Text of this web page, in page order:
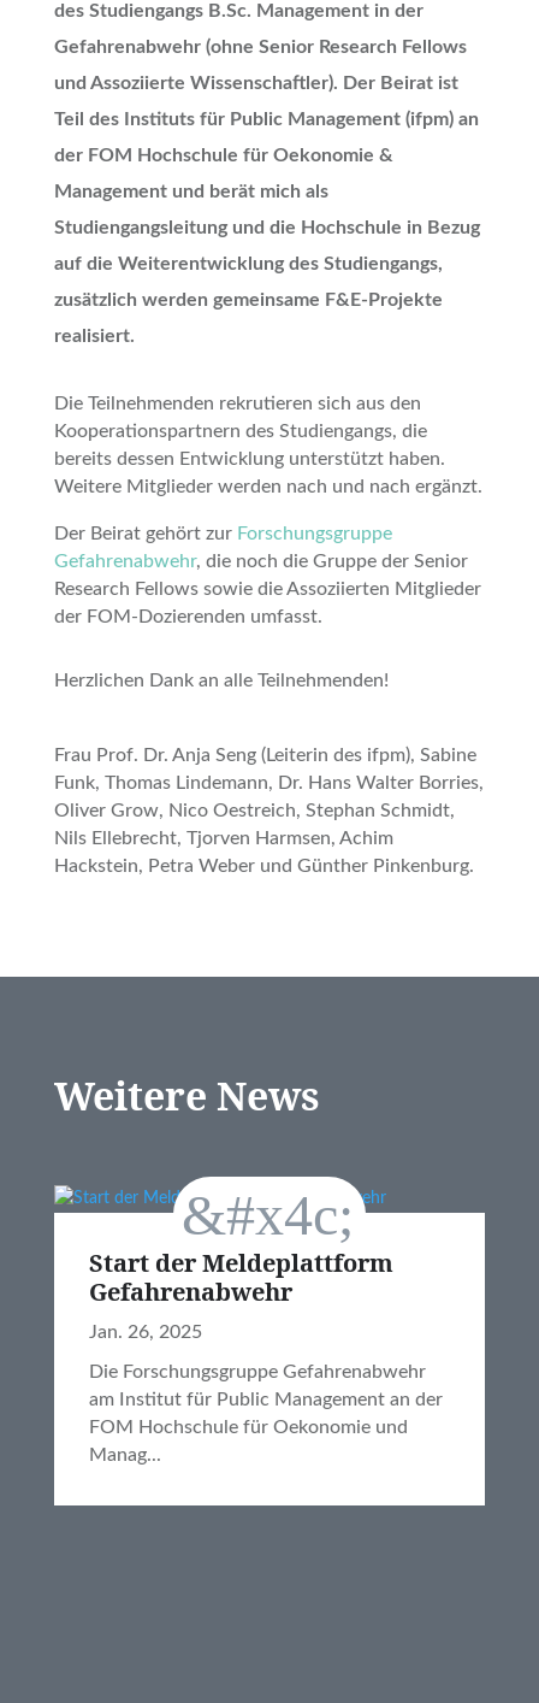
des Studiengangs B.Sc. Management in der
Gefahrenabwehr (ohne Senior Research Fellows
und Assoziierte Wissenschaftler). Der Beirat ist
Teil des Instituts für Public Management (ifpm) an
der FOM Hochschule für Oekonomie &
Management und berät mich als
Studiengangsleitung und die Hochschule in Bezug
auf die Weiterentwicklung des Studiengangs,
zusätzlich werden gemeinsame F&E-Projekte
realisiert.
Die Teilnehmenden rekrutieren sich aus den
Kooperationspartnern des Studiengangs, die
bereits dessen Entwicklung unterstützt haben.
Weitere Mitglieder werden nach und nach ergänzt.
Der Beirat gehört zur Forschungsgruppe
Gefahrenabwehr, die noch die Gruppe der Senior
Research Fellows sowie die Assoziierten Mitglieder
der FOM-Dozierenden umfasst.
Herzlichen Dank an alle Teilnehmenden!
Frau Prof. Dr. Anja Seng (Leiterin des ifpm), Sabine
Funk, Thomas Lindemann, Dr. Hans Walter Borries,
Oliver Grow, Nico Oestreich, Stephan Schmidt,
Nils Ellebrecht, Tjorven Harmsen, Achim
Hackstein, Petra Weber und Günther Pinkenburg.
Weitere News
Start der Meldeplattform
Gefahrenabwehr
Jan. 26, 2025
Die Forschungsgruppe Gefahrenabwehr
am Institut für Public Management an der
FOM Hochschule für Oekonomie und
Manag...